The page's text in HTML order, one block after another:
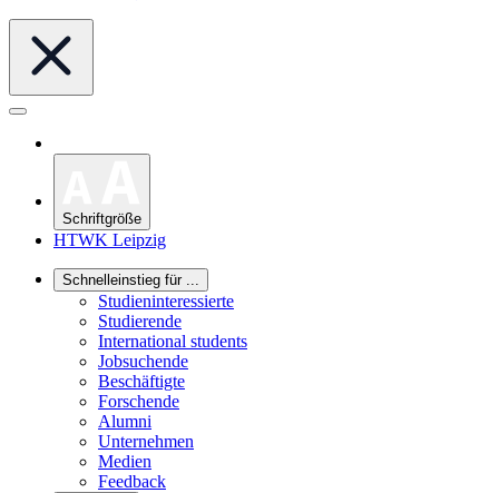
Schriftgröße
HTWK Leipzig
Schnelleinstieg für ...
Studieninteressierte
Studierende
International students
Jobsuchende
Beschäftigte
Forschende
Alumni
Unternehmen
Medien
Feedback